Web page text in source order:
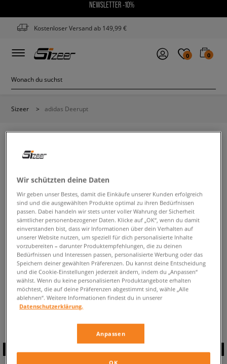
NEWSLETTER -10%
Kostenloser Versand ab 149,99 €
0 0
Sizeer > adidas Deerupt
Ändere den Suchbegriff. Versuche, weniger Filter zu
verwenden.
ZURÜCK ZUM SHOP
Aktuell schaust du:adidas Deerupt ✔️
Verfügbare Anzahl:0
Wir schützten deine Daten
Wir geben unser Bestes, damit die Einkäufe unserer Kunden erfolgreich
sind und die ausgewählten Produkte optimal zu ihren Bedürfnissen
passen. Dabei handeln wir stets unter voller Wahrung der Sicherheit
sämtlicher personenbezogener Daten. Klicke auf „OK“, wenn du damit
einverstanden bist, dass wir Informationen über dein Verhalten auf
unserer Website nutzen, um speziell für dich personalisierte Inhalte
vorzubereiten – darunter Produktempfehlungen, die zu deinen
Bedürfnissen und Interessen passen, personalisierte Werbung oder das
Speichern deiner gewählten Präferenzen. Du kannst deine Entscheidung
und die Cookie-Einstellungen jederzeit ändern, indem du „Anpassen“
wählst. Wenn du keine personalisierten Produktangebote erhalten
möchtest, die auf deine Präferenzen abgestimmt sind, wähle „Alle
ablehnen“. Weitere Informationen findest du in unserer
Datenschutzerklärung.
Anpassen